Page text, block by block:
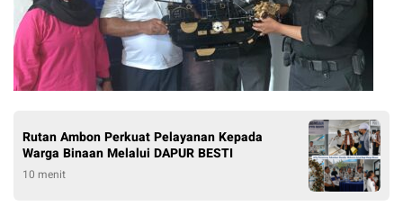
Rutan Ambon Perkuat Pelayanan Kepada
Warga Binaan Melalui DAPUR BESTI
10 menit